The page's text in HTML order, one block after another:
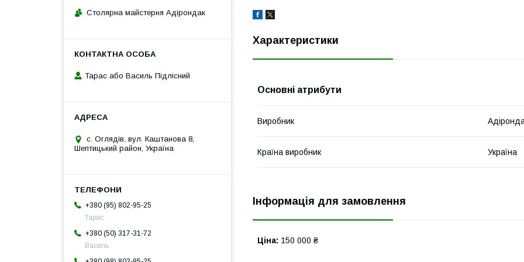
Характеристики
Основні атрибути
Виробник
Країна виробник Україна
Інформація для замовлення
Ціна: 150 000 ₴
Столярна майстерня Адірондак
Тарас або Василь Підлісний
с. Оглядів, вул. Каштанова 8,
Шептицький район, Україна
+380 (95) 802-95-25
Тарас
+380 (50) 317-31-72
Василь